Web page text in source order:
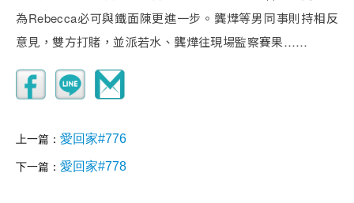
為Rebecca必可與鐵面陳更進一步。龔燁等男同事則持相反
意見，雙方打賭，並派若水、龔燁往現場監察賽果……
上一篇： 愛回家#776
下一篇： 愛回家#778